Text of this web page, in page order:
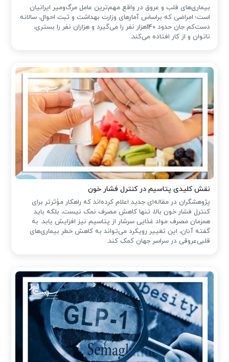
بیماری‌های قلب و عروق در واقع مهم‌ترین عامل مرگ‌ومیر ایرانیان
است؛ امراضی که براساس آمارهای وزارت بهداشت و ثبت احوال، سالانه
دست‌کم جان حدود 140هزار نفر را می‌گیرد و هزاران نفر را بستری،
ناتوان و از کار افتاده می‌کند.
نقش کلیدی پتاسیم در کنترل فشار خون
پژوهشگران در مقاله‌ای جدید اعلام کرده‌اند که راهکار مؤثرتر برای
کنترل فشار خون بالا، تنها کاهش مصرف نمک نیست، بلکه باید
همزمان مصرف مواد غذایی سرشار از پتاسیم نیز افزایش یابد. به
گفته آنان، این تغییر رویکرد می‌تواند به کاهش خطر بیماری‌های
قلبی‌عروقی در سراسر جهان کمک کند.